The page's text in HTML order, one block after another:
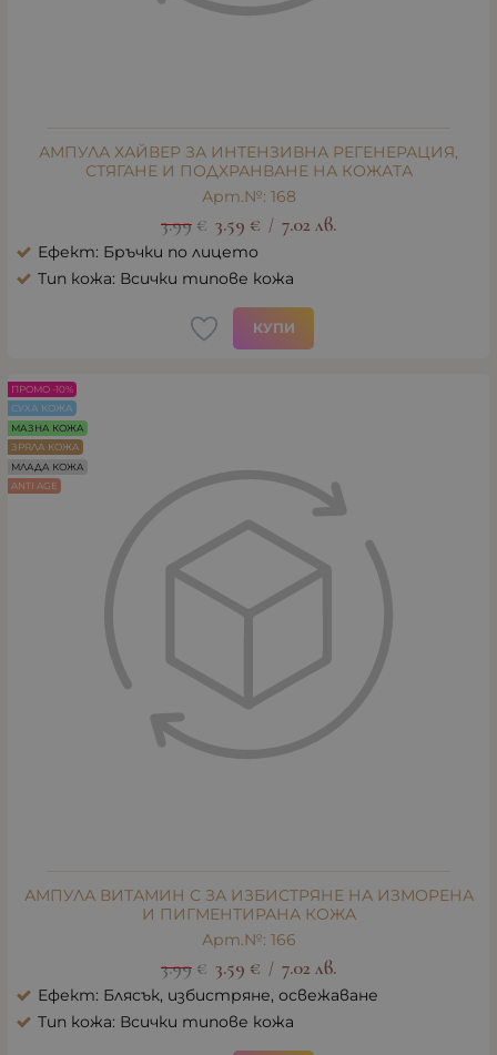
АМПУЛА ХАЙВЕР ЗА ИНТЕНЗИВНА РЕГЕНЕРАЦИЯ,
СТЯГАНЕ И ПОДХРАНВАНЕ НА КОЖАТА
Арт.№: 168
3.99 € 3.59 € / 7.02 лв.
Ефект: Бръчки по лицето
Тип кожа: Всички типове кожа
КУПИ
АМПУЛА ВИТАМИН С ЗА ИЗБИСТРЯНЕ НА ИЗМОРЕНА
И ПИГМЕНТИРАНА КОЖА
Арт.№: 166
3.99 € 3.59 € / 7.02 лв.
Ефект: Блясък, избистряне, освежаване
Тип кожа: Всички типове кожа
ПРОМО -10%
СУХА КОЖА
МАЗНА КОЖА
ЗРЯЛА КОЖА
МЛАДА КОЖА
ANTI AGE